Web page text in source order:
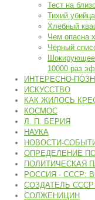
Тест на
Тихий
Хлебный
Чем опасна
Чёрный
Шокирующее
10000 раз
ИНТЕРЕСНО-
ИСКУССТВО
КАК ЖИЛОСЬ
КОСМОС
Л. П. БЕРИЯ
НАУКА
НОВОСТИ-
ОПРЕДЕЛЕНИЕ
ПОЛИТИЧЕСКАЯ
РОССИЯ - СССР:
СОЗДАТЕЛЬ
СОЛЖЕНИЦИН